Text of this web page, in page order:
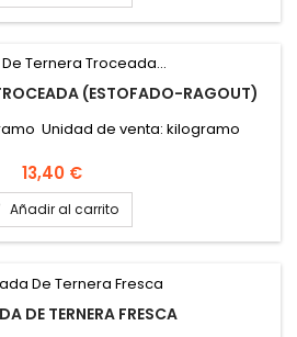
(ESTOFADO-RAGOUT)
Unidad de venta: kilogramo
Precio
13,40 €
Añadir al carrito
DE TERNERA FRESCA